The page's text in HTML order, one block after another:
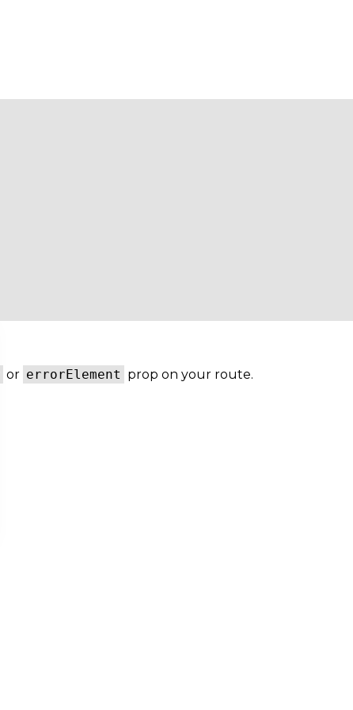
or errorElement prop on your route.